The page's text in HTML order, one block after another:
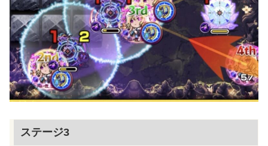
ステージ3